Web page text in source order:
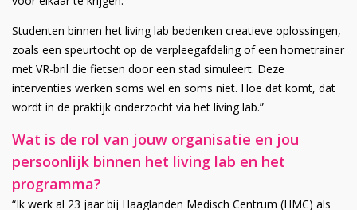
Studenten binnen het living lab bedenken creatieve oplossingen,
zoals een speurtocht op de verpleegafdeling of een hometrainer
met VR-bril die fietsen door een stad simuleert. Deze
interventies werken soms wel en soms niet. Hoe dat komt, dat
wordt in de praktijk onderzocht via het living lab.”
Wat is de rol van jouw organisatie en jou
persoonlijk binnen het living lab en het
programma?
“Ik werk al 23 jaar bij Haaglanden Medisch Centrum (HMC) als